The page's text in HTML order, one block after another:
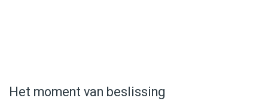
Het moment van beslissing